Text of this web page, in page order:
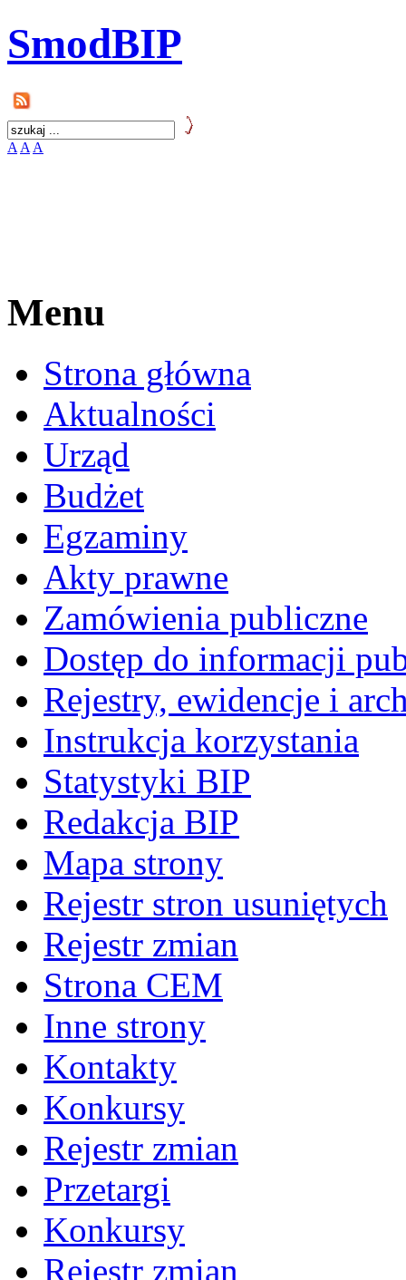
SmodBIP
A A A
Menu
Strona główna
Aktualności
Urząd
Budżet
Egzaminy
Akty prawne
Zamówienia publiczne
Dostęp do informacji
Rejestry, ewidencje i
Instrukcja korzystania
Statystyki BIP
Redakcja BIP
Mapa strony
Rejestr stron usuniętych
Rejestr zmian
Strona CEM
Inne strony
Kontakty
Konkursy
Rejestr zmian
Przetargi
Konkursy
Rejestr zmian